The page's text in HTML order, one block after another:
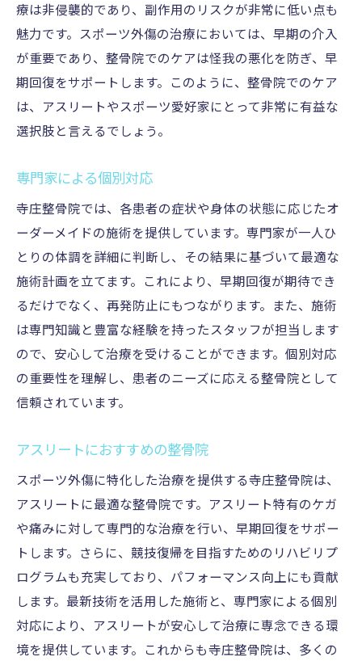
療は非侵襲的であり、副作用のリスクが非常に低い点も
魅力です。スポーツ外傷の治療においては、早期の介入
が重要であり、整骨院でのケアは怪我の悪化を防ぎ、早
期回復をサポートします。このように、整骨院でのケア
は、アスリートやスポーツ愛好家にとって非常に有益な
選択肢と言えるでしょう。
専門家による個別対応
寺庄整骨院では、各患者の症状や身体の状態に応じたオ
ーダーメイドの施術を提供しています。専門家が一人ひ
とりの体調を詳細に判断し、その結果に基づいて最適な
施術計画を立てます。これにより、早期回復が期待でき
るだけでなく、再発防止にもつながります。また、施術
は専門知識と豊富な経験を持ったスタッフが担当します
ので、安心して治療を受けることができます。個別対応
の重要性を理解し、患者のニーズに応える整骨院として
信頼されています。
アスリートにおすすめの整骨院
スポーツ外傷に特化した治療を提供する寺庄整骨院は、
アスリートに最適な整骨院です。アスリート特有のケガ
や痛みに対して専門的な治療を行い、早期回復をサポー
トします。さらに、競技復帰を目指すためのリハビリプ
ログラムも充実しており、パフォーマンス向上にも貢献
します。最新技術を活用した施術と、専門家による個別
対応により、アスリートが安心して治療に専念できる環
境を提供しています。これからも寺庄整骨院は、多くの